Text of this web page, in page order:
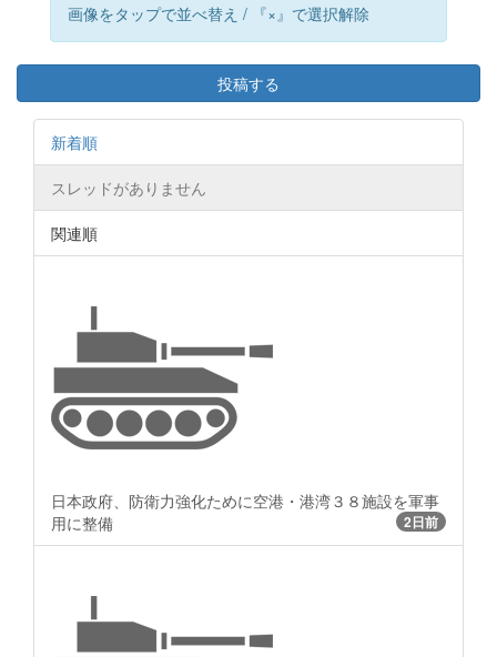
画像をタップで並べ替え / 『×』で選択解除
投稿する
新着順
スレッドがありません
関連順
日本政府、防衛力強化ために空港・港湾３８施設を軍事
用に整備
2日前